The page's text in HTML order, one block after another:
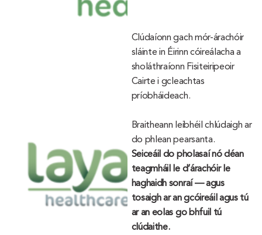
Clúdaíonn gach mór-árachóir
sláinte in Éirinn cóireálacha a
sholáthraíonn Fisiteiripeoir
Cairte i gcleachtas
príobháideach.
Braitheann leibhéil chlúdaigh ar
do phlean pearsanta.
Seiceáil do pholasaí nó déan
teagmháil le d’árachóir le
haghaidh sonraí — agus
tosaigh ar an gcóireáil agus tú
ar an eolas go bhfuil tú
clúdaithe.